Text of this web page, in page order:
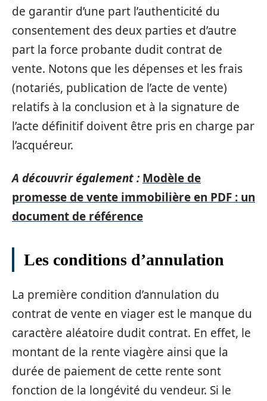
de garantir d’une part l’authenticité du
consentement des deux parties et d’autre
part la force probante dudit contrat de
vente. Notons que les dépenses et les frais
(notariés, publication de l’acte de vente)
relatifs à la conclusion et à la signature de
l’acte définitif doivent être pris en charge par
l’acquéreur.
A découvrir également : Modèle de
promesse de vente immobilière en PDF : un
document de référence
Les conditions d’annulation
La première condition d’annulation du
contrat de vente en viager est le manque du
caractère aléatoire dudit contrat. En effet, le
montant de la rente viagère ainsi que la
durée de paiement de cette rente sont
fonction de la longévité du vendeur. Si le